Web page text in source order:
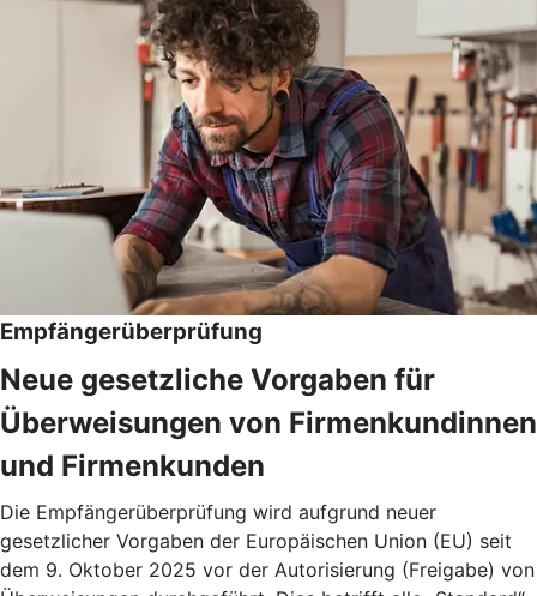
Empfängerüberprüfung
Neue gesetzliche Vorgaben für
Überweisungen von Firmenkundinnen
und Firmenkunden
Die Empfängerüberprüfung wird aufgrund neuer
gesetzlicher Vorgaben der Europäischen Union (EU) seit
dem 9. Oktober 2025 vor der Autorisierung (Freigabe) von